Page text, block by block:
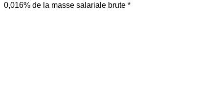
0,016% de la masse salariale brute *